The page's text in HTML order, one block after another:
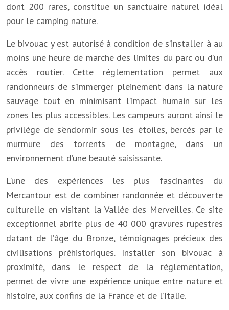
dont 200 rares, constitue un sanctuaire naturel idéal
pour le camping nature.
Le bivouac y est autorisé à condition de s’installer à au
moins une heure de marche des limites du parc ou d’un
accès routier. Cette réglementation permet aux
randonneurs de s’immerger pleinement dans la nature
sauvage tout en minimisant l’impact humain sur les
zones les plus accessibles. Les campeurs auront ainsi le
privilège de s’endormir sous les étoiles, bercés par le
murmure des torrents de montagne, dans un
environnement d’une beauté saisissante.
L’une des expériences les plus fascinantes du
Mercantour est de combiner randonnée et découverte
culturelle en visitant la Vallée des Merveilles. Ce site
exceptionnel abrite plus de 40 000 gravures rupestres
datant de l’âge du Bronze, témoignages précieux des
civilisations préhistoriques. Installer son bivouac à
proximité, dans le respect de la réglementation,
permet de vivre une expérience unique entre nature et
histoire, aux confins de la France et de l’Italie.